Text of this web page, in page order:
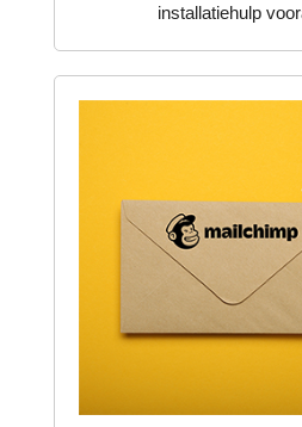
installatiehulp